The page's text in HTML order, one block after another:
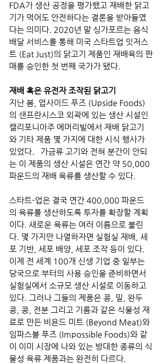
FDA가 생산 공정을 평가했고 재배한 닭고
기가 먹어도 안전하다는 결론을 받아들였
다는 의미다. 2020년 말 싱가포르는 음식
배달 서비스를 통해 미국 스타트업 잇저스
트 (Eat Just)의 닭고기 제품인 재배육의 판
매를 승인한 첫 번째 국가가 됐다.
재배 혹은 유전자 조작된 닭고기
지난 봄, 업사이드 푸즈 (Upside Foods)
의 샌프란시스코 외곽에 있는 생산 시설인
캘리포니아주 에머리빌에서 재배 닭고기
와 기타 제품 몇 가지에 대한 시식 행사가
있었다.   가금류 고기와 전혀 분간이 안되
는 이 제품의 생산 시설은 연간 약 50,000
파운드의 재배 육류를 생산할 수 있다.
스타트-업은 결국 연간 400,000 파운드
의 육류를 생산하도록 투자를 확장할 계획
이다. 새로운 육류는 여러 이름으로 불린
다. 몇 가지만 나열하자면 실험실 재배, 세
포 기반, 세포 배양, 세포 조작 등이 있다.
이제 전 세계 100개 신생 기업 중 일부는
당국으로 부터의 사용 승인을 준비하면서
실험실에서 소규모 생산 시설로 이동하고
있다. 그러나 그들의 제품은 콩, 밀, 완두
콩, 콩, 전분 그리고 기름과 같은 식물성 재
료로 만든 비욘드 미트 (Beyond Meat)와
임파스블 푸즈 (Impossible Foods)와 같
이 이미 시장에 나와 있는 방대한 종류의 식
물성 육류 제품과는 완전히 다르다.